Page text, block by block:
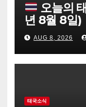
오늘의
년 8월 8일)
AUG 8, 2026
태국소식